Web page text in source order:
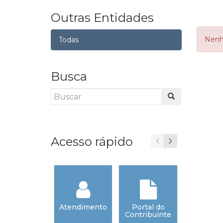
Outras Entidades
Todas
Busca
Acesso rápido
Atendimento
Portal do
Contribuinte